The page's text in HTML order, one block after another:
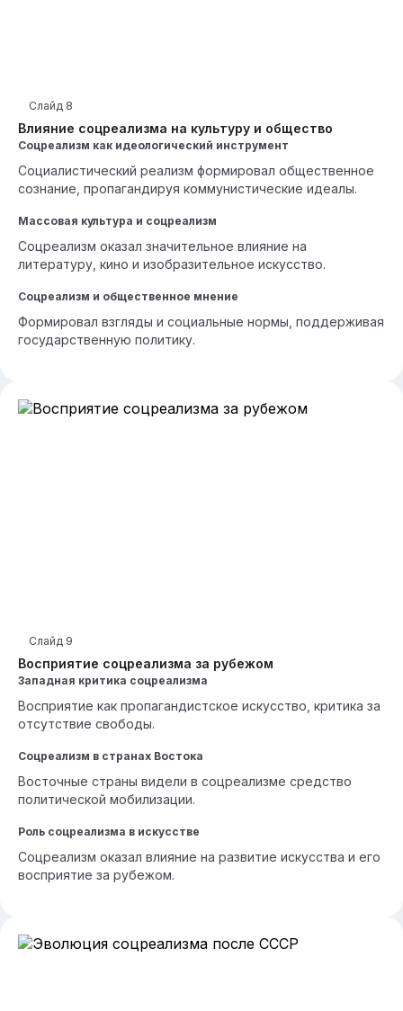
Влияние соцреализма на культуру и общество
Слайд 8
Соцреализм как идеологический инструмент
Социалистический реализм формировал общественное
сознание, пропагандируя коммунистические идеалы.
Массовая культура и соцреализм
Соцреализм оказал значительное влияние на
литературу, кино и изобразительное искусство.
Соцреализм и общественное мнение
Формировал взгляды и социальные нормы, поддерживая
государственную политику.
Восприятие соцреализма за рубежом
Слайд 9
Западная критика соцреализма
Восприятие как пропагандистское искусство, критика за
отсутствие свободы.
Соцреализм в странах Востока
Восточные страны видели в соцреализме средство
политической мобилизации.
Роль соцреализма в искусстве
Соцреализм оказал влияние на развитие искусства и его
восприятие за рубежом.